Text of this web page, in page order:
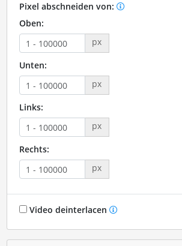
Pixel abschneiden von:
Oben:
px
Unten:
px
Links:
px
Rechts:
px
Video deinterlacen